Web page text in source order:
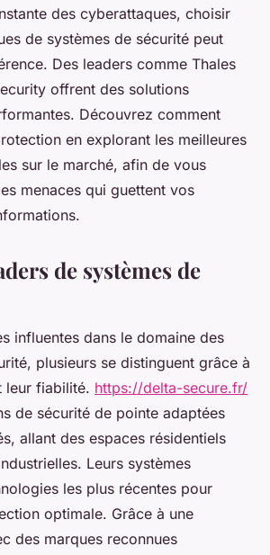
des cyberattaques, choisir
de systèmes de sécurité peut
Des leaders comme Thales
offrent des solutions
Découvrez comment
en explorant les meilleures
sur le marché, afin de vous
menaces qui guettent vos
de systèmes de
influentes dans le domaine des
plusieurs se distinguent grâce à
leur fiabilité. https://delta-secure.fr/
de sécurité de pointe adaptées
allant des espaces résidentiels
Leurs systèmes
les plus récentes pour
optimale. Grâce à une
des marques reconnues